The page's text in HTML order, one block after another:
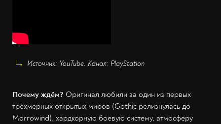
Источник: YouTube. Канал: PlayStation
Почему ждём? Оригинал любили за один из первых
трёхмерных открытых миров (Gothic релизнулась до
Morrowind), хардкорную боевую систему, атмосферу